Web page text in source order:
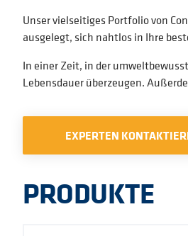
Unser vielseitiges Portfolio von
ausgelegt, sich nahtlos in Ihre
In einer Zeit, in der
Lebensdauer überzeugen.
EXPERTEN
PRODUKTE